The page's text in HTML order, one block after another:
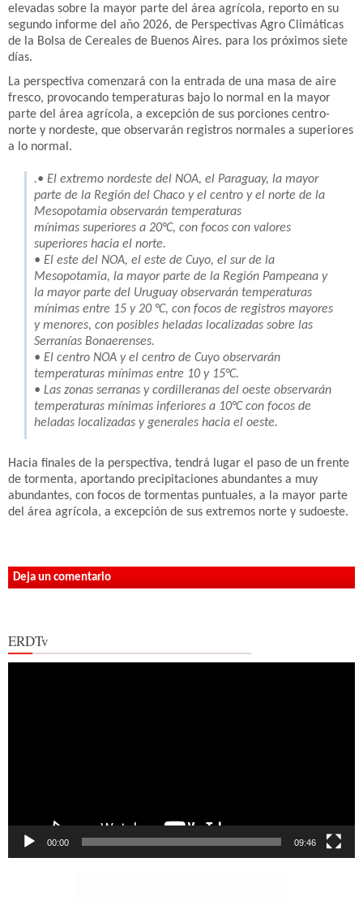
elevadas sobre la mayor parte del área agrícola, reporto en su
segundo informe del año 2026, de Perspectivas Agro Climáticas
de la Bolsa de Cereales de Buenos Aires. para los próximos siete
días.
La perspectiva comenzará con la entrada de una masa de aire
fresco, provocando temperaturas bajo lo normal en la mayor
parte del área agrícola, a excepción de sus porciones centro-
norte y nordeste, que observarán registros normales a superiores
a lo normal.
.• El extremo nordeste del NOA, el Paraguay, la mayor
parte de la Región del Chaco y el centro y el norte de la
Mesopotamia observarán temperaturas
mínimas superiores a 20°C, con focos con valores
superiores hacia el norte.
• El este del NOA, el este de Cuyo, el sur de la
Mesopotamia, la mayor parte de la Región Pampeana y
la mayor parte del Uruguay observarán temperaturas
mínimas entre 15 y 20 °C, con focos de registros mayores
y menores, con posibles heladas localizadas sobre las
Serranías Bonaerenses.
• El centro NOA y el centro de Cuyo observarán
temperaturas mínimas entre 10 y 15°C.
• Las zonas serranas y cordilleranas del oeste observarán
temperaturas mínimas inferiores a 10°C con focos de
heladas localizadas y generales hacia el oeste.
Hacia finales de la perspectiva, tendrá lugar el paso de un frente
de tormenta, aportando precipitaciones abundantes a muy
abundantes, con focos de tormentas puntuales, a la mayor parte
del área agrícola, a excepción de sus extremos norte y sudoeste.
Deja un comentario
ERDTv
00:00 09:46